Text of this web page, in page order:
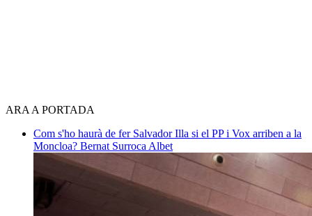
ARA A PORTADA
Com s'ho haurà de fer Salvador Illa si el PP i Vox arriben a la
Moncloa? Bernat Surroca Albet